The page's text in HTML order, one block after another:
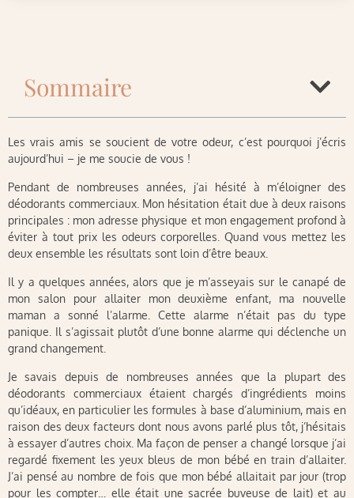
Sommaire
Les vrais amis se soucient de votre odeur, c’est pourquoi j’écris
aujourd’hui – je me soucie de vous !
Pendant de nombreuses années, j’ai hésité à m’éloigner des
déodorants commerciaux. Mon hésitation était due à deux raisons
principales : mon adresse physique et mon engagement profond à
éviter à tout prix les odeurs corporelles. Quand vous mettez les
deux ensemble les résultats sont loin d’être beaux.
Il y a quelques années, alors que je m’asseyais sur le canapé de
mon salon pour allaiter mon deuxième enfant, ma nouvelle
maman a sonné l’alarme. Cette alarme n’était pas du type
panique. Il s’agissait plutôt d’une bonne alarme qui déclenche un
grand changement.
Je savais depuis de nombreuses années que la plupart des
déodorants commerciaux étaient chargés d’ingrédients moins
qu’idéaux, en particulier les formules à base d’aluminium, mais en
raison des deux facteurs dont nous avons parlé plus tôt, j’hésitais
à essayer d’autres choix. Ma façon de penser a changé lorsque j’ai
regardé fixement les yeux bleus de mon bébé en train d’allaiter.
J’ai pensé au nombre de fois que mon bébé allaitait par jour (trop
pour les compter… elle était une sacrée buveuse de lait) et au